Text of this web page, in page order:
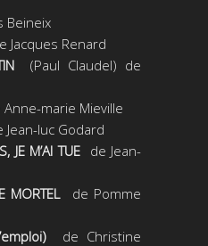
Beineix
Jacques Renard
(Paul Claudel) de
marie Mieville
luc Godard
JE M’AI TUEde Jean-
MORTELde Pomme
de Christine